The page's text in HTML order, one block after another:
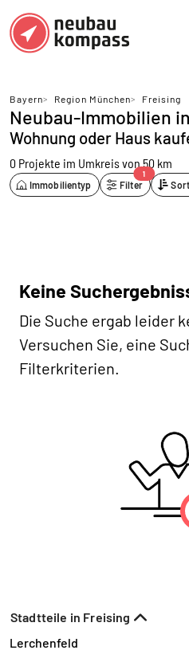
Bayern> Region München> Freising
Neubau-Immobilien
Wohnung oder Haus
0 Projekte im Umkreis von 50 km
Immobilientyp Filter
1
Keine
Die Suche ergab leider
Versuchen Sie, eine
Filterkriterien.
Stadtteile in Freising
Lerchenfeld